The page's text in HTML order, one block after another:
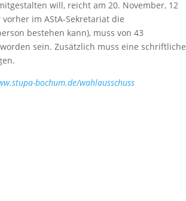
will, reicht am 20. November, 12
im AStA-Sekretariat die
bestehen kann), muss von 43
sein. Zusätzlich muss eine schriftliche
bochum.de/wahlausschuss